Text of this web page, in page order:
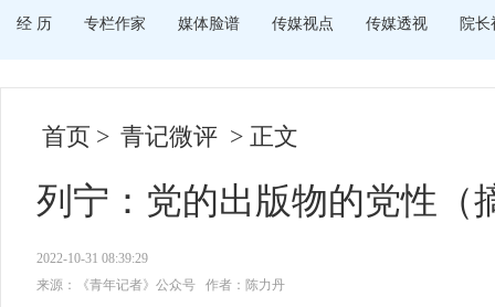
经 历 专栏作家 媒体脸谱 传媒视点 传媒透视 院长
首页 > 青记微评 > 正文
列宁：党的出版物的党性（
2022-10-31 08:39:29
来源：《青年记者》公众号
作者：陈力丹